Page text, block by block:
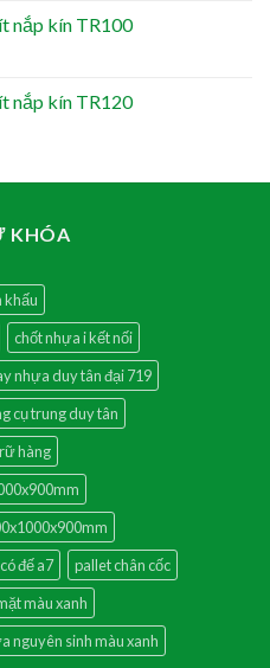
nắp kín TR100
nắp kín TR120
KHÓA
khấu
chốt nhựa i kết nối
nhựa duy tân đại 719
cụ trung duy tân
hàng
đế a7
pallet chân cốc
màu xanh
nguyên sinh màu xanh